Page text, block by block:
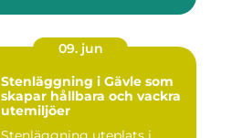
09. jun
Stenläggning i Gävle som
skapar hållbara och vackra
utemiljöer